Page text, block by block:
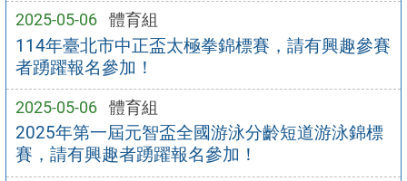
2025-05-06 體育組
114年臺北市中正盃太極拳錦標賽，請有興趣參賽
者踴躍報名參加！
2025-05-06 體育組
2025年第一屆元智盃全國游泳分齡短道游泳錦標
賽，請有興趣者踴躍報名參加！